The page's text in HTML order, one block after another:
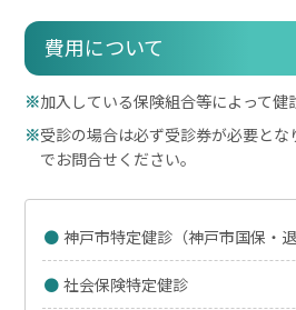
費用について
加入している保険組合等によって健
受診の場合は必ず受診券が必要とな
でお問合せください。
神戸市特定健診（神戸市国保・
社会保険特定健診